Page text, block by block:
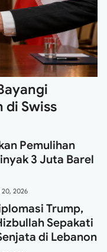
di Swiss
Pemulihan
3 Juta Barel
20, 2026
Trump,
Sepakati
di Lebanon